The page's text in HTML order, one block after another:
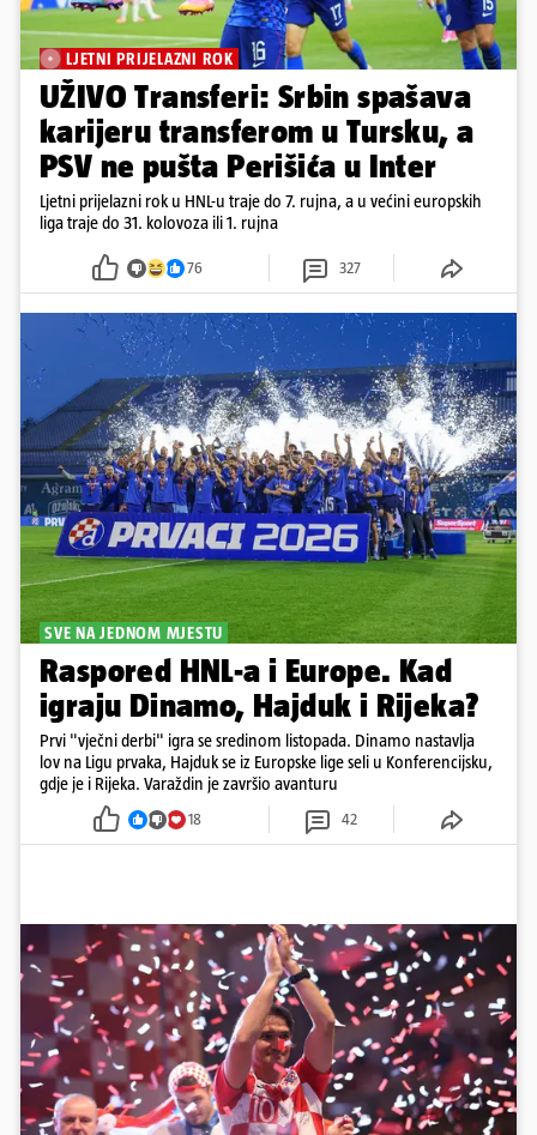
LJETNI PRIJELAZNI ROK
UŽIVO Transferi: Srbin spašava
karijeru transferom u Tursku, a
PSV ne pušta Perišića u Inter
Ljetni prijelazni rok u HNL-u traje do 7. rujna, a u većini europskih
liga traje do 31. kolovoza ili 1. rujna
76 327
SVE NA JEDNOM MJESTU
Raspored HNL-a i Europe. Kad
igraju Dinamo, Hajduk i Rijeka?
Prvi "vječni derbi" igra se sredinom listopada. Dinamo nastavlja
lov na Ligu prvaka, Hajduk se iz Europske lige seli u Konferencijsku,
gdje je i Rijeka. Varaždin je završio avanturu
18 42